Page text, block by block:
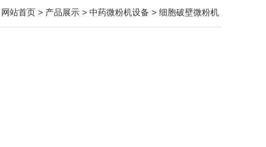
网站首页 > 产品展示 > 中药微粉机设备 > 细胞破壁微粉机